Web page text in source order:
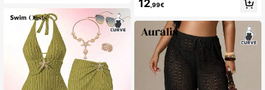
pardo, bainha evasê e cuecas de bi
quíni triangulares de cintura alta, ad
equado para praia e férias de verão
12 ,99€